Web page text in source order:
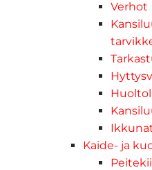
Verhot
Kaide- ja